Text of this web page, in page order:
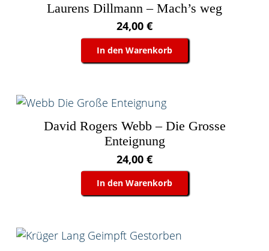
Laurens Dillmann – Mach’s weg
24,00 €
In den Warenkorb
David Rogers Webb – Die Grosse
Enteignung
24,00 €
In den Warenkorb